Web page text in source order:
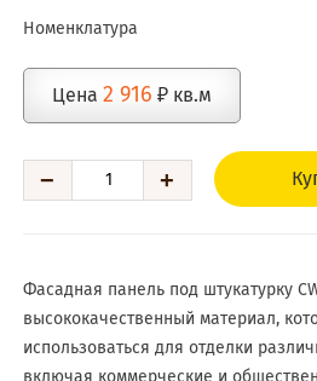
Номенклатура
Цена 2 916 ₽ кв.м
− +
Фасадная панель под штукатурку
высококачественный материал,
использоваться для отделки
включая коммерческие и